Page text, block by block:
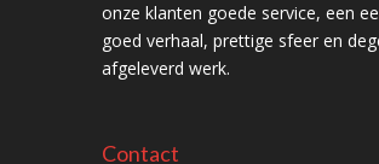
onze klanten goede service, een
goed verhaal, prettige sfeer en
afgeleverd werk.
Contact